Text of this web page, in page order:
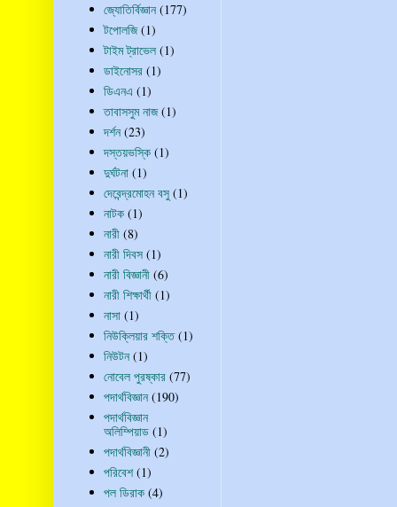
জ্যোতির্বিজ্ঞান (177)
টপোলজি (1)
টাইম ট্রাভেল (1)
ডাইনোসর (1)
ডিএনএ (1)
তাবাসসুম নাজ (1)
দর্শন (23)
দস্তয়ভস্কি (1)
দুর্ঘটনা (1)
দেবেন্দ্রমোহন বসু (1)
নাটক (1)
নারী (8)
নারী দিবস (1)
নারী বিজ্ঞানী (6)
নারী শিক্ষার্থী (1)
নাসা (1)
নিউক্লিয়ার শক্তি (1)
নিউটন (1)
নোবেল পুরষ্কার (77)
পদার্থবিজ্ঞান (190)
পদার্থবিজ্ঞান
অলিম্পিয়াড (1)
পদার্থবিজ্ঞানী (2)
পরিবেশ (1)
পল ডিরাক (4)